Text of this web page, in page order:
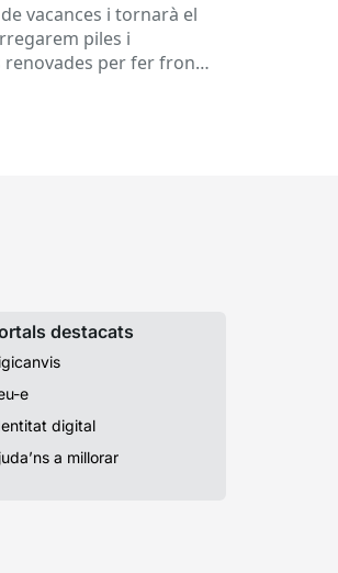
vacances i tornarà el
piles i
per fer front
destacats
e
digital
a millorar